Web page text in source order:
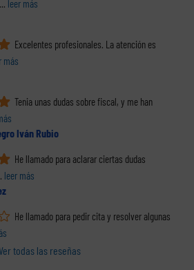
... leer más
Excelentes profesionales. La atención es
más
Tenia unas dudas sobre fiscal, y me han
Iván Rubio
He llamado para aclarar ciertas dudas
leer más
He llamado para pedir cita y resolver algunas
todas las reseñas